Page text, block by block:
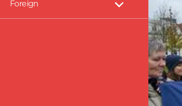
Foreign
Vis
undermenu